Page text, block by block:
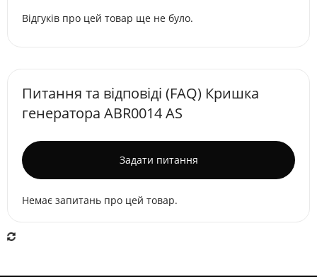
Відгуків про цей товар ще не було.
Питання та відповіді (FAQ) Кришка
генератора ABR0014 AS
Задати питання
Немає запитань про цей товар.